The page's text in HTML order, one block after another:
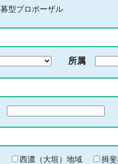
型プロポーザル
所属
終
わ 西濃（大垣）地域 揖